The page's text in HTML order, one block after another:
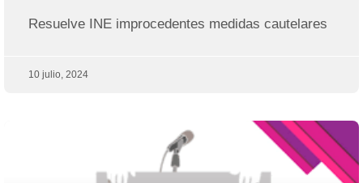
Resuelve INE improcedentes medidas cautelares
10 julio, 2024